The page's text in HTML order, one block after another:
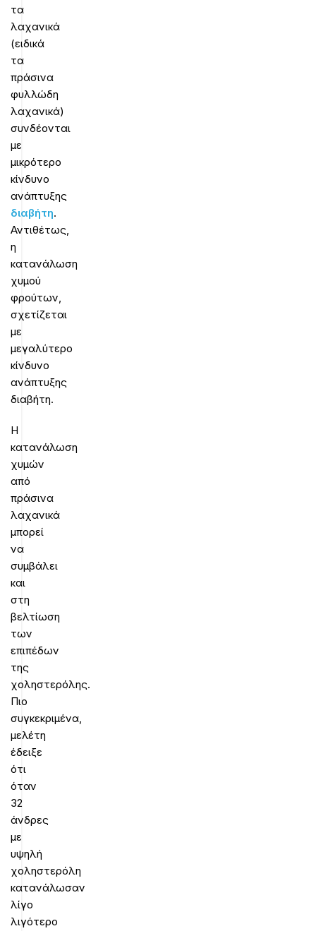
τα
λαχανικά
(ειδικά
τα
πράσινα
φυλλώδη
λαχανικά)
συνδέονται
με
μικρότερο
κίνδυνο
ανάπτυξης
διαβήτη.
Αντιθέτως,
η
κατανάλωση
χυμού
φρούτων,
σχετίζεται
με
μεγαλύτερο
κίνδυνο
ανάπτυξης
διαβήτη.
Η
κατανάλωση
χυμών
από
πράσινα
λαχανικά
μπορεί
να
συμβάλει
και
στη
βελτίωση
των
επιπέδων
της
χοληστερόλης.
Πιο
συγκεκριμένα,
μελέτη
έδειξε
ότι
όταν
32
άνδρες
με
υψηλή
χοληστερόλη
κατανάλωσαν
λίγο
λιγότερο